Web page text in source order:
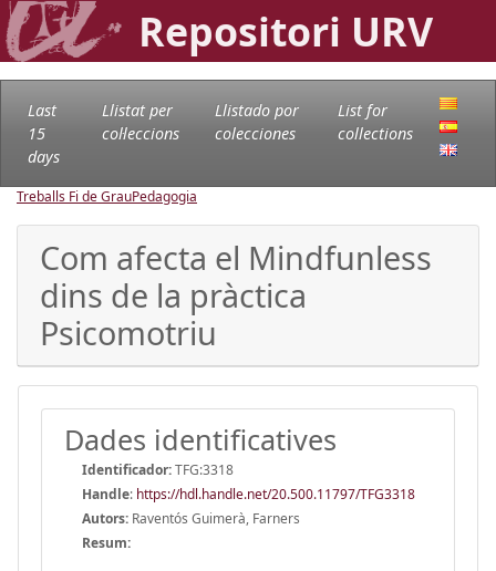
Repositori URV
Last
15
days
Llistat per
col·leccions
Llistado por
colecciones
List for
collections
Treballs Fi de GrauPedagogia
Com afecta el Mindfunless
dins de la pràctica
Psicomotriu
Dades identificatives
Identificador:TFG:3318
Handle: https://hdl.handle.net/20.500.11797/TFG3318
Autors: Raventós Guimerà, Farners
Resum: